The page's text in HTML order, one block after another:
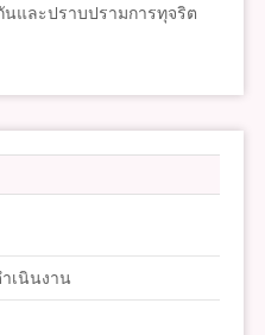
และปราบปรามการทุจริต
เนินงาน